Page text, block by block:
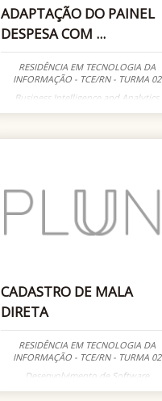
ADAPTAÇÃO DO PAINEL
DESPESA COM ...
RESIDÊNCIA EM TECNOLOGIA DA
INFORMAÇÃO - TCE/RN - TURMA 02
Business Intelligence and Analytics
CADASTRO DE MALA
DIRETA
RESIDÊNCIA EM TECNOLOGIA DA
INFORMAÇÃO - TCE/RN - TURMA 02
Desenvolvimento de Software